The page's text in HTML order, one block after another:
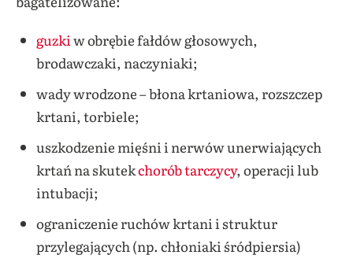
guzki w obrębie fałdów głosowych,
brodawczaki, naczyniaki;
wady wrodzone – błona krtaniowa, rozszczep
krtani, torbiele;
uszkodzenie mięśni i nerwów unerwiających
krtań na skutekchorób tarczycy, operacji lub
intubacji;
ograniczenie ruchów krtani i struktur
przylegających (np. chłoniaki śródpiersia)